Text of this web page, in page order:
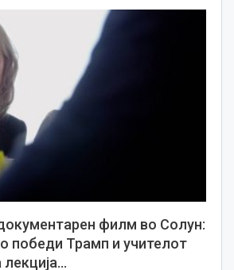
филм во Солун:
победи Трамп и учителот